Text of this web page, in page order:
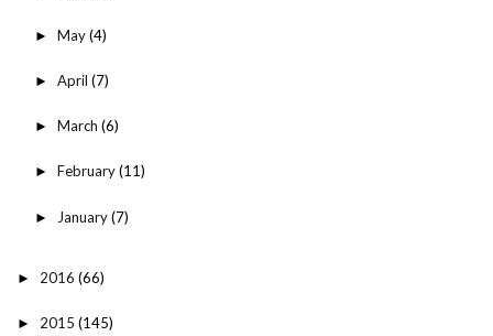
► May(4)
► April (7)
► March (6)
► February(11)
► January(7)
► 2016 (66)
► 2015 (145)